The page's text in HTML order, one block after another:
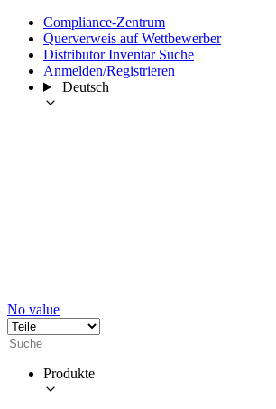
Compliance-Zentrum
Querverweis auf Wettbewerber
Distributor Inventar Suche
Anmelden/Registrieren
Deutsch
No value
Produkte